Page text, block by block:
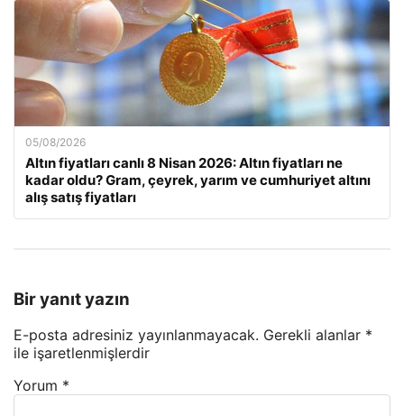
05/08/2026
Altın fiyatları canlı 8 Nisan 2026: Altın fiyatları ne
kadar oldu? Gram, çeyrek, yarım ve cumhuriyet altını
alış satış fiyatları
Bir yanıt yazın
E-posta adresiniz yayınlanmayacak. Gerekli alanlar *
ile işaretlenmişlerdir
Yorum *